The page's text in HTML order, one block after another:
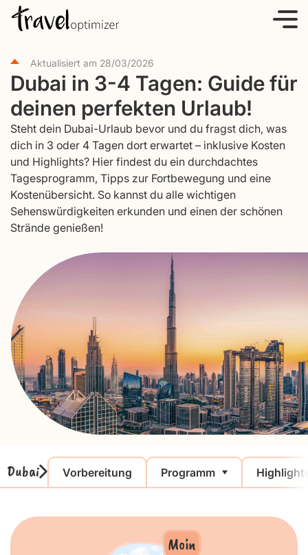
Aktualisiert am 28/03/2026
Dubai in 3-4 Tagen: Guide für
deinen perfekten Urlaub!
Steht dein Dubai-Urlaub bevor und du fragst dich, was
dich in 3 oder 4 Tagen dort erwartet – inklusive Kosten
und Highlights? Hier findest du ein durchdachtes
Tagesprogramm, Tipps zur Fortbewegung und eine
Kostenübersicht. So kannst du alle wichtigen
Sehenswürdigkeiten erkunden und einen der schönen
Strände genießen!
Dubai Vorbereitung Programm
Moin